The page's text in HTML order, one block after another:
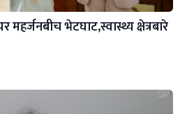
महर्जनबीच भेटघाट,स्वास्थ्य क्षेत्रबारे